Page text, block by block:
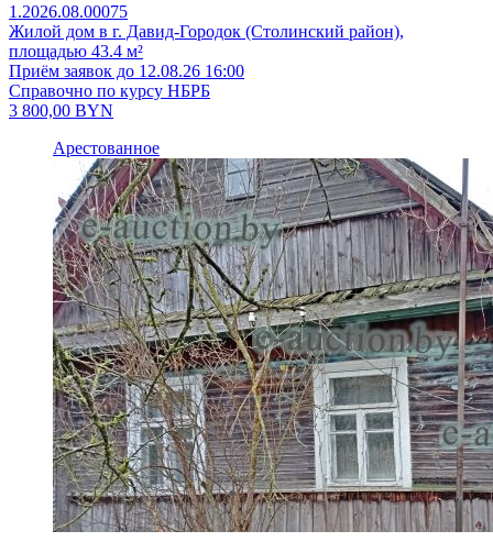
1.2026.08.00075
Жилой дом в г. Давид-Городок (Столинский район),
площадью 43.4 м²
Приём заявок до 12.08.26 16:00
Справочно по курсу НБРБ
3 800,00 BYN
Арестованное